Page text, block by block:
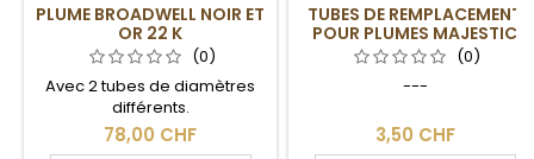
PLUME BROADWELL NOIR ET
OR 22 K
(0)
Avec 2 tubes de diamètres
différents.
78,00 CHF
TUBES DE REMPLACEMENT
POUR PLUMES MAJESTIC
JUNIOR (0)
---
3,50 CHF